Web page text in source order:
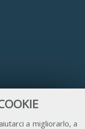
a migliorarlo, a